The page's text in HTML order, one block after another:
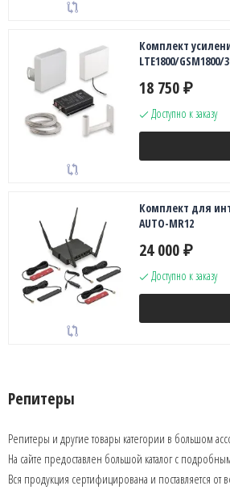
Комплект
LTE1800/GSM1800/
18 750 ₽
Доступно к заказу
Комплект для
AUTO-MR12
24 000 ₽
Доступно к заказу
Репитеры
Репитеры и другие товары категории в большом
На сайте предоставлен большой каталог с
Вся продукция сертифицирована и поставляется